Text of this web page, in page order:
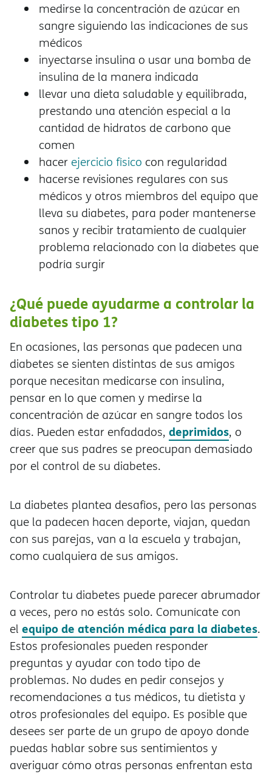
medirse la concentración de azúcar en
sangre siguiendo las indicaciones de sus
médicos
inyectarse insulina o usar una bomba de
insulina de la manera indicada
llevar una dieta saludable y equilibrada,
prestando una atención especial a la
cantidad de hidratos de carbono que
comen
hacer ejercicio físico con regularidad
hacerse revisiones regulares con sus
médicos y otros miembros del equipo que
lleva su diabetes, para poder mantenerse
sanos y recibir tratamiento de cualquier
problema relacionado con la diabetes que
podría surgir
¿Qué puede ayudarme a controlar la
diabetes tipo 1?
En ocasiones, las personas que padecen una
diabetes se sienten distintas de sus amigos
porque necesitan medicarse con insulina,
pensar en lo que comen y medirse la
concentración de azúcar en sangre todos los
días. Pueden estar enfadados, deprimidos, o
creer que sus padres se preocupan demasiado
por el control de su diabetes.
La diabetes plantea desafíos, pero las personas
que la padecen hacen deporte, viajan, quedan
con sus parejas, van a la escuela y trabajan,
como cualquiera de sus amigos.
Controlar tu diabetes puede parecer abrumador
a veces, pero no estás solo. Comunícate con
el equipo de atención médica para la diabetes.
Estos profesionales pueden responder
preguntas y ayudar con todo tipo de
problemas. No dudes en pedir consejos y
recomendaciones a tus médicos, tu dietista y
otros profesionales del equipo. Es posible que
desees ser parte de un grupo de apoyo donde
puedas hablar sobre sus sentimientos y
averiguar cómo otras personas enfrentan esta